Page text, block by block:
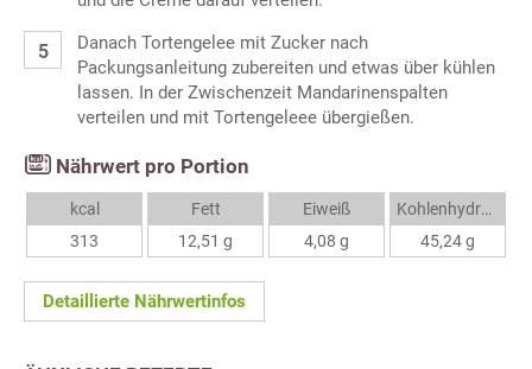
Danach Tortengelee mit Zucker nach
Packungsanleitung zubereiten und etwas über kühlen
lassen. In der Zwischenzeit Mandarinenspalten
verteilen und mit Tortengeleee übergießen.
Nährwert pro Portion
kcal
313
Fett
12,51 g
Eiweiß
4,08 g
Kohlenhydrate
45,24 g
Detaillierte Nährwertinfos